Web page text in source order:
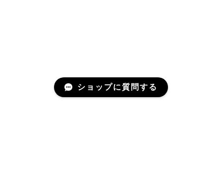
ショップに質問する